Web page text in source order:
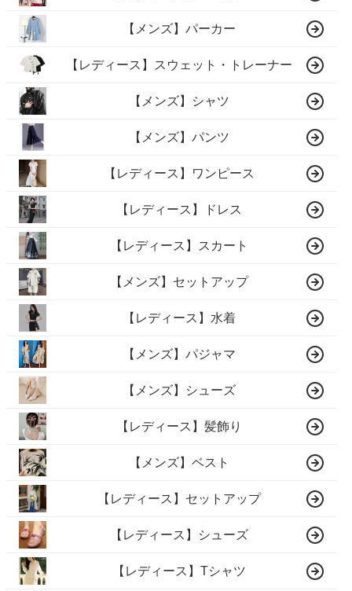
【メンズ】パーカー
【レディース】スウェット・トレーナー
【メンズ】シャツ
【メンズ】パンツ
【レディース】ワンピース
【レディース】ドレス
【レディース】スカート
【メンズ】セットアップ
【レディース】水着
【メンズ】パジャマ
【メンズ】シューズ
【レディース】髪飾り
【メンズ】ベスト
【レディース】セットアップ
【レディース】シューズ
【レディース】Tシャツ